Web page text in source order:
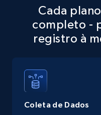
more.
13.3K+
Google Maps full
Google Maps
Cada
completo -
registro à
Coleta de Dados